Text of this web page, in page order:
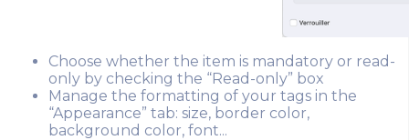
Choose whether the item is mandatory or read-
only by checking the “Read-only” box
Manage the formatting of your tags in the
“Appearance” tab: size, border color,
background color, font...